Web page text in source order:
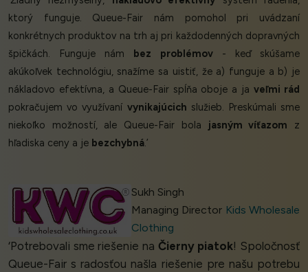
ktorý funguje. Queue-Fair nám pomohol pri uvádzaní
konkrétnych produktov na trh aj pri každodenných dopravných
špičkách. Funguje nám
bez problémov- keď skúšame
akúkoľvek technológiu, snažíme sa uistiť, že a) funguje a b) je
nákladovo efektívna, a Queue-Fair spĺňa oboje a javeľmi rád
pokračujem vo využívaní vynikajúcich služieb. Preskúmali sme
niekoľko možností, ale Queue-Fair bola jasným víťazom z
hľadiska ceny a je bezchybná.’
Sukh Singh
Managing Director Kids Wholesale
Clothing
‘Potrebovali sme riešenie na Čierny piatok! Spoločnosť
Queue-Fair s radosťou našla riešenie pre našu potrebu